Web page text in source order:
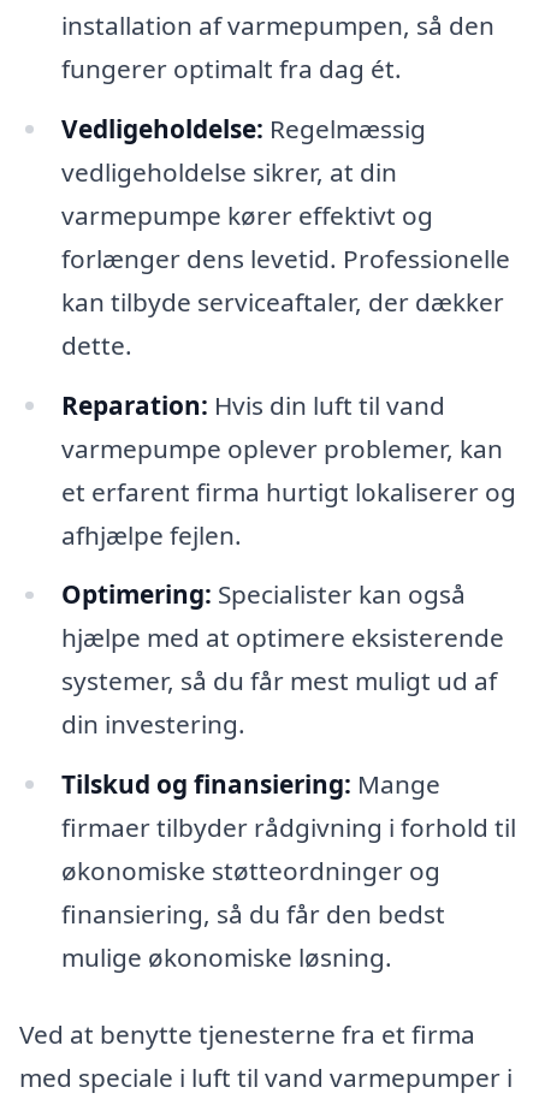
installation af varmepumpen, så den
fungerer optimalt fra dag ét.
Vedligeholdelse: Regelmæssig
vedligeholdelse sikrer, at din
varmepumpe kører effektivt og
forlænger dens levetid. Professionelle
kan tilbyde serviceaftaler, der dækker
dette.
Reparation: Hvis din luft til vand
varmepumpe oplever problemer, kan
et erfarent firma hurtigt lokaliserer og
afhjælpe fejlen.
Optimering: Specialister kan også
hjælpe med at optimere eksisterende
systemer, så du får mest muligt ud af
din investering.
Tilskud og finansiering: Mange
firmaer tilbyder rådgivning i forhold til
økonomiske støtteordninger og
finansiering, så du får den bedst
mulige økonomiske løsning.
Ved at benytte tjenesterne fra et firma
med speciale i luft til vand varmepumper i